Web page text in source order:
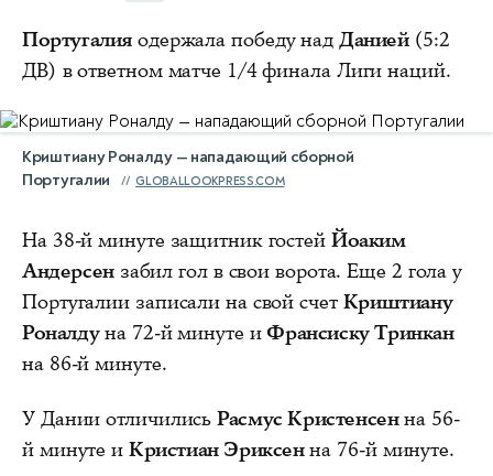
Португалия одержала победу над Данией(5:2
ДВ) в ответном матче 1/4 финала Лиги наций.
Криштиану Роналду — нападающий сборной
Португалии
GLOBALLOOKPRESS.COM
На 38-й минуте защитник гостей Йоаким
Андерсензабил гол в свои ворота. Еще 2 гола у
Португалии записали на свой счет Криштиану
Роналдуна 72-й минуте и Франсиску Тринкан
на 86-й минуте.
У Дании отличилисьРасмус Кристенсенна 56-
й минуте и Кристиан Эриксенна 76-й минуте.